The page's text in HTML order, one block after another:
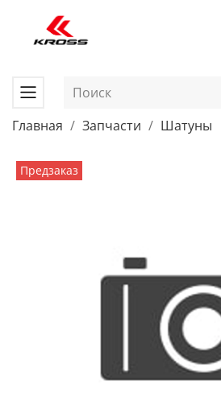
Главная Запчасти Шатуны
Предзаказ